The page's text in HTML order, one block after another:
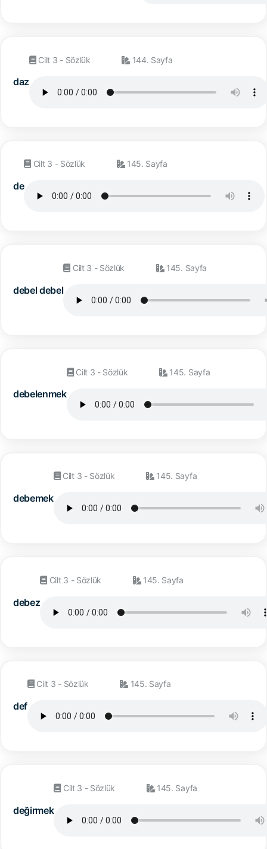
daz
Cilt 3 - Sözlük 144. Sayfa
de
Cilt 3 - Sözlük 145. Sayfa
debel debel
Cilt 3 - Sözlük 145. Sayfa
debelenmek
Cilt 3 - Sözlük 145. Sayfa
debemek
Cilt 3 - Sözlük 145. Sayfa
debez
Cilt 3 - Sözlük 145. Sayfa
def
Cilt 3 - Sözlük 145. Sayfa
değirmek
Cilt 3 - Sözlük 145. Sayfa